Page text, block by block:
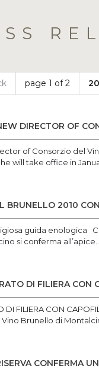
page 1 of 2
DIRECTOR OF
of Consorzio del
will take office in
BRUNELLO 2010
guida enologica
si conferma all’apice...
DI FILIERA
DI FILIERA CON
Brunello di
CONFERMA